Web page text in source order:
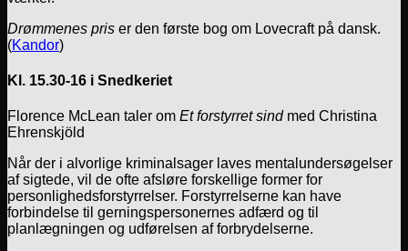
Drømmenes pris er den første bog om Lovecraft på dansk.
(Kandor)
Kl. 15.30-16 i Snedkeriet
Florence McLean taler om Et forstyrret sindmed Christina
Ehrenskjöld
Når der i alvorlige kriminalsager laves mentalundersøgelser
af sigtede, vil de ofte afsløre forskellige former for
personlighedsforstyrrelser. Forstyrrelserne kan have
forbindelse til gerningspersonernes adfærd og til
planlægningen og udførelsen af forbrydelserne.